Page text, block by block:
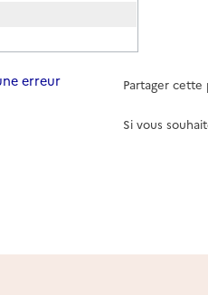
erreur Partager cette
Si vous